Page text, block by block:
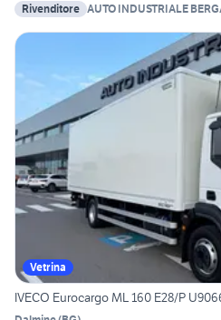
Rivenditore AUTO INDUSTRIALE
Vetrina
IVECO Eurocargo ML 160 E28/P